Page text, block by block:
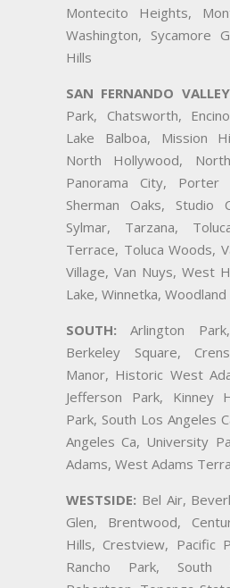
Montecito Heights,
Washington, Sycamore
Hills
SAN FERNANDO
Park, Chatsworth,
Lake Balboa, Mission
North Hollywood,
Panorama City, Porter
Sherman Oaks, Studio
Sylmar, Tarzana,
Terrace, Toluca Woods,
Village, Van Nuys, West
Lake, Winnetka, Woodland
SOUTH: Arlington
Berkeley Square,
Manor, Historic West
Jefferson Park, Kinney
Park, South Los Angeles
Angeles Ca, University
Adams, West Adams
WESTSIDE: Bel Air,
Glen, Brentwood,
Hills, Crestview, Pacific
Rancho Park, South